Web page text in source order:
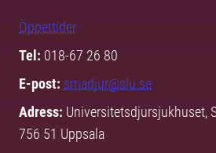
Öppettider
Tel: 018-67 26 80
E-post: smadjur@slu.se
Adress: Universitetsdjursjukhuset,
756 51 Uppsala